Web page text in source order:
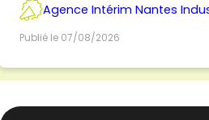
Agence Intérim Nantes
Publié le 07/08/2026